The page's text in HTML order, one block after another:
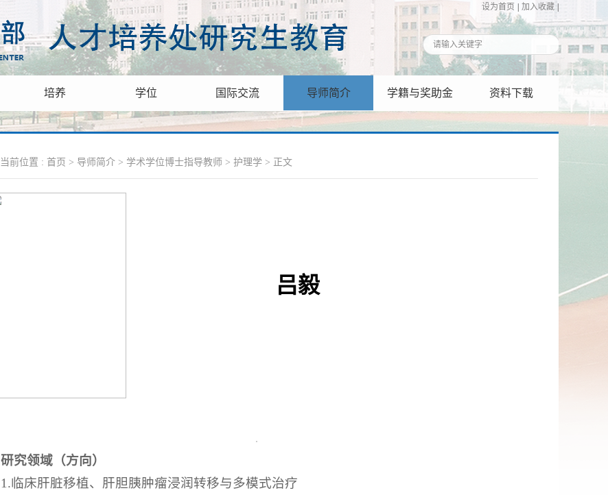
设为首页 加入收藏
培养 学位 国际交流 导师简介 学籍与奖助金 资料下载
当前位置 : 首页 > 导师简介 > 学术学位博士指导教师 > 护理学 > 正文
吕毅
研究领域（方向）
1.临床肝脏移植、肝胆胰肿瘤浸润转移与多模式治疗